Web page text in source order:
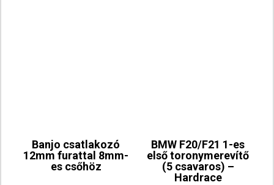
Banjo csatlakozó
12mm furattal 8mm-
es csőhöz
BMW F20/F21 1-es
első toronymerevítő
(5 csavaros) –
Hardrace